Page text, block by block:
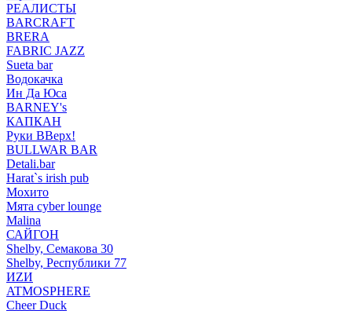
РЕАЛИСТЫ
BARCRAFT
BRERA
FABRIC JAZZ
Sueta bar
Водокачка
Ин Да Юса
BARNEY's
КАПКАН
Руки ВВерх!
BULLWAR BAR
Detali.bar
Harat`s irish pub
Мохито
Мята cyber lounge
Malina
САЙГОН
Shelby, Семакова 30
Shelby, Республики 77
ИZИ
ATMOSPHERE
Cheer Duck